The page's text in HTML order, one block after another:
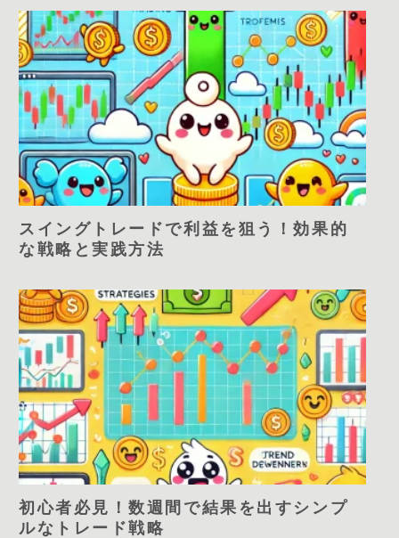
スイングトレードで利益を狙う！効果的
な戦略と実践方法
初心者必見！数週間で結果を出すシンプ
ルなトレード戦略